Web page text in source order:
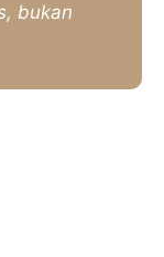
bukan